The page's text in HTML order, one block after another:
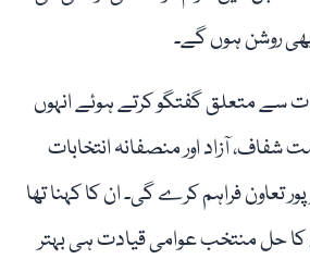
روشن ہوں گے۔
سے متعلق گفتگو کرتے ہوئے انہوں
شفاف، آزاد اور منصفانہ انتخابات
تعاون فراہم کرے گی۔ ان کا کہنا تھا
حل منتخب عوامی قیادت ہی بہتر